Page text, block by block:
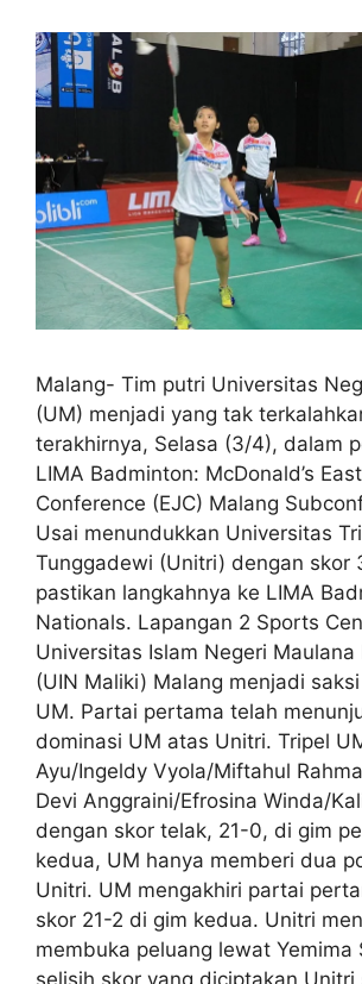
Malang- Tim putri Universitas
(UM) menjadi yang tak
terakhirnya, Selasa (3/4), dalam
LIMA Badminton: McDonald’s
Conference (EJC) Malang
Usai menundukkan Universitas
Tunggadewi (Unitri) dengan skor
pastikan langkahnya ke LIMA
Nationals. Lapangan 2 Sports
Universitas Islam Negeri Maulana
(UIN Maliki) Malang menjadi
UM. Partai pertama telah
dominasi UM atas Unitri. Tripel
Ayu/Ingeldy Vyola/Miftahul
Devi Anggraini/Efrosina Winda/
dengan skor telak, 21-0, di gim
kedua, UM hanya memberi dua
Unitri. UM mengakhiri partai
skor 21-2 di gim kedua. Unitri
membuka peluang lewat Yemima
selisih skor yang diciptakan Unitri